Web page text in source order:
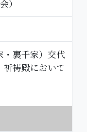
）
・裏千家）交代
祈祷殿において